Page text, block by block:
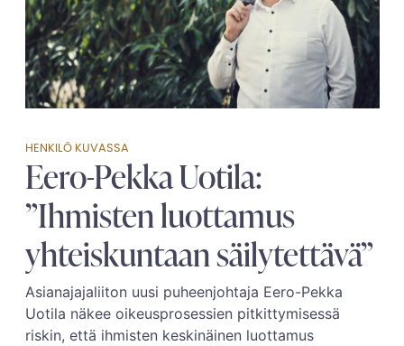
HENKILÖ KUVASSA
Eero-Pekka Uotila:
”Ihmisten luottamus
yhteiskuntaan säilytettävä”
Asianajajaliiton uusi puheenjohtaja Eero-Pekka
Uotila näkee oikeusprosessien pitkittymisessä
riskin, että ihmisten keskinäinen luottamus